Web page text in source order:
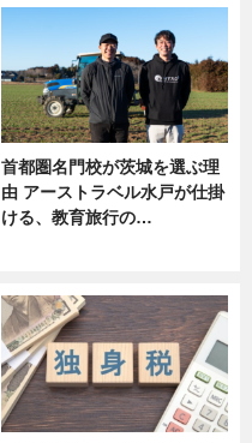
首都圏名門校が茨城を選ぶ理
由 アーストラベル水戸が仕掛
ける、教育旅行の…